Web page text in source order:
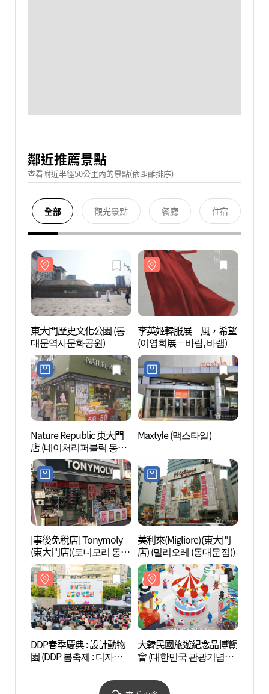
鄰近推薦景點
查看附近半徑50公里內的景點(依距離排序)
全部 觀光景點 餐廳 住宿
東大門歷史文化公園 (동
대문역사문화공원)
李英姬韓服展─風，希望
(이영희展－바람, 바램)
Nature Republic 東大門
店 (네이처리퍼블릭 동대
문점)
Maxtyle (맥스타일)
[事後免稅店] Tonymoly
(東大門店)(토니모리 동대
문점)
美利來(Migliore)(東大門
店) (밀리오레 (동대문점))
DDP春季慶典 : 設計動物
園 (DDP 봄축제 : 디자인
大韓民國旅遊紀念品博覽
會 (대한민국 관광기념품